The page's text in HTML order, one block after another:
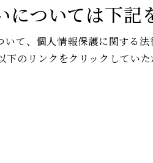
については下記
て、個人情報保護に関する
のリンクをクリックしてい